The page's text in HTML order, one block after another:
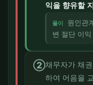
익을 향유할
풀이
원인관
변 절단 이
②채무자가 채
하여 어음을